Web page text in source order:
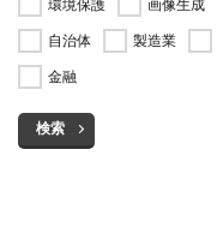
環境保護 画像生成
自治体
製造業
金融
検索